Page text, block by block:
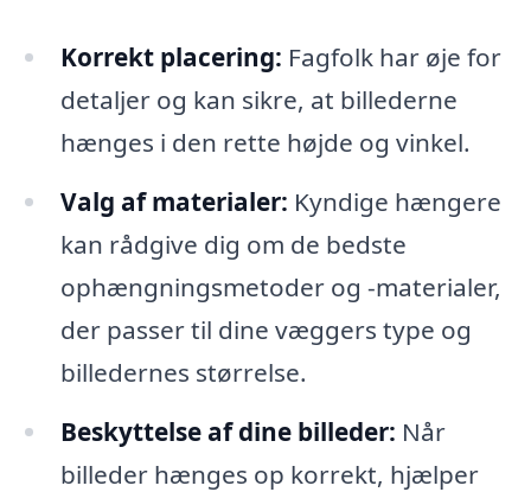
Korrekt placering: Fagfolk har øje for
detaljer og kan sikre, at billederne
hænges i den rette højde og vinkel.
Valg af materialer: Kyndige hængere
kan rådgive dig om de bedste
ophængningsmetoder og -materialer,
der passer til dine væggers type og
billedernes størrelse.
Beskyttelse af dine billeder: Når
billeder hænges op korrekt, hjælper